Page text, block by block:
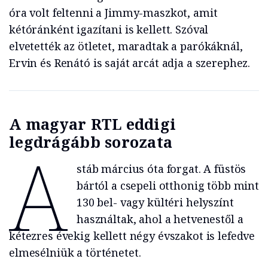
óra volt feltenni a Jimmy-maszkot, amit
kétóránként igazítani is kellett. Szóval
elvetették az ötletet, maradtak a parókáknál,
Ervin és Renátó is saját arcát adja a szerephez.
A magyar RTL eddigi
legdrágább sorozata
A
stáb március óta forgat. A füstös
bártól a csepeli otthonig több mint
130 bel- vagy kültéri helyszínt
használtak, ahol a hetvenestől a
kétezres évekig kellett négy évszakot is lefedve
elmesélniük a történetet.